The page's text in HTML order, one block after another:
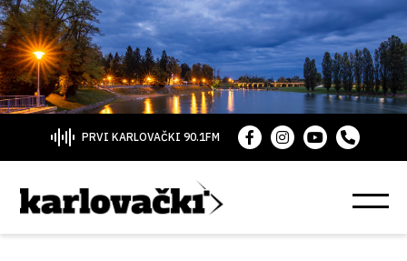
PRVI KARLOVAČKI 90.1FM